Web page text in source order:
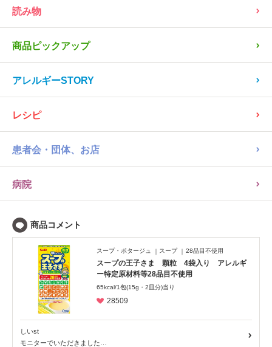
読み物
商品ピックアップ
アレルギーSTORY
レシピ
患者会・団体、お店
病院
スープ・ポタージュ スープ 28品目不使用
スープの王子さま 顆粒 4袋入り アレルギ
ー特定原材料等28品目不使用
65kcal/1包(15g・2皿分)当り
28509
しいst
モニターでいただきました…